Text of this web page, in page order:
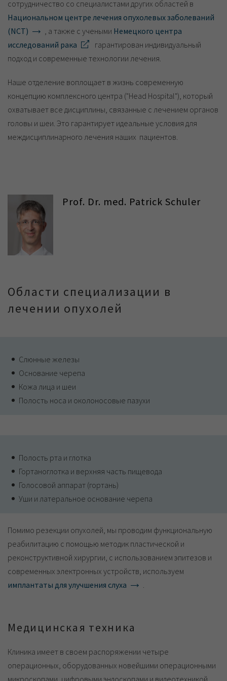
сотрудничество со специалистами других областей в
Национальном центре лечения опухолевых заболеваний
(NCT)
, а также с учеными Немецкого центра
исследований рака
гарантирован индивидуальный
подход и современные технологии лечения.
Наше отделение воплощает в жизнь современную
концепцию комплексного центра ("Head Hospital"), который
охватывает все дисциплины, связанные с лечением органов
головы и шеи. Это гарантирует идеальные условия для
междисциплинарного лечения наших пациентов.
Prof. Dr. med. Patrick Schuler
Области специализации в
лечении опухолей
Слюнные железы
Основание черепа
Кожа лица и шеи
Полость носа и околоносовые пазухи
Полость рта и глотка
Гортаноглотка и верхняя часть пищевода
Голосовой аппарат (гортань)
Уши и латеральное основание черепа
Помимо резекции опухолей, мы проводим функциональную
реабилитацию с помощью методик пластической и
реконструктивной хирургии, с использованием эпитезов и
современных электронных устройств, используем
имплантаты для улучшения слуха
Медицинская техника
Клиника имеет в своем распоряжении четыре
операционных, оборудованных новейшими операционными
микроскопами, цифровыми эндоскопами и видеотехникой,